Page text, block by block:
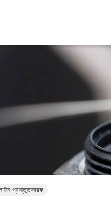
প্রস্তুতকারক